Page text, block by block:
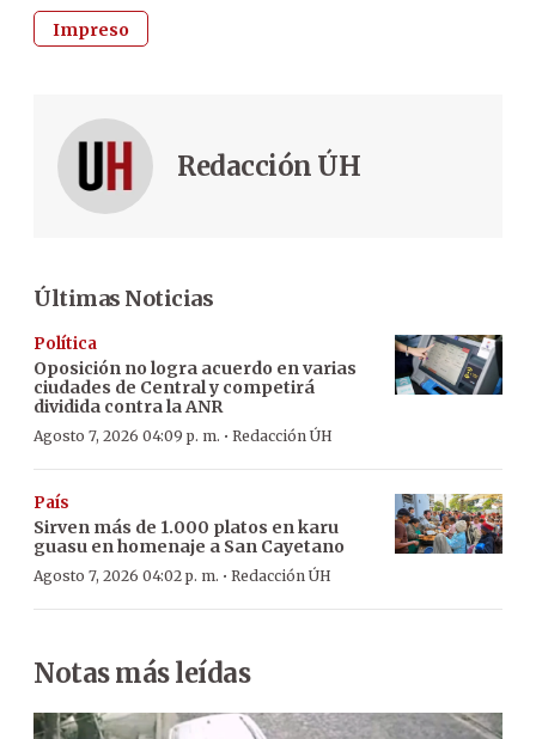
Impreso
Redacción ÚH
Últimas Noticias
Política
Oposición no logra acuerdo en varias
ciudades de Central y competirá
dividida contra la ANR
Agosto 7, 2026 04:09 p. m. · Redacción ÚH
País
Sirven más de 1.000 platos en karu
guasu en homenaje a San Cayetano
Agosto 7, 2026 04:02 p. m. · Redacción ÚH
Notas más leídas